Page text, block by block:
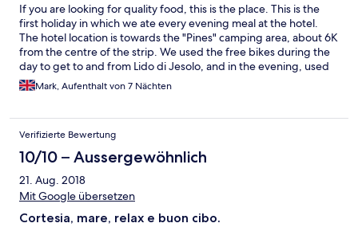
If you are looking for quality food, this is the place. This is the
first holiday in which we ate every evening meal at the hotel.
The hotel location is towards the "Pines" camping area, about 6K
from the centre of the strip. We used the free bikes during the
day to get to and from Lido di Jesolo, and in the evening, used
the bus (No 2 ) in, and used a taxi back which costs about €22.
The pool and beach area are really very nice, with free hotel
exceptionally friendly and helpful. Our room did have a couple
of issues, ( drain smell from bathroom and french door fault )
and the TV only has one English channel that we could find.
Mark, Aufenthalt von 7 Nächten
Verifizierte Bewertung
10/10 – Aussergewöhnlich
21. Aug. 2018
Mit Google übersetzen
Cortesia, mare, relax e buon cibo.